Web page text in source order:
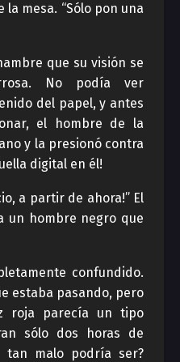
mesa. “Sólo pon una
que su visión se
No podía ver
del papel, y antes
el hombre de la
y la presionó contra
digital en él!
a partir de ahora!” El
un hombre negro que
confundido.
estaba pasando, pero
roja parecía un tipo
sólo dos horas de
tan malo podría ser?